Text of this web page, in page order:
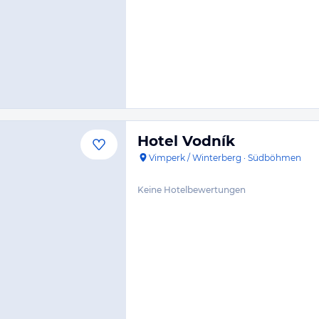
Hotel Vodník
Vimperk / Winterberg · Südböhmen
Keine Hotelbewertungen